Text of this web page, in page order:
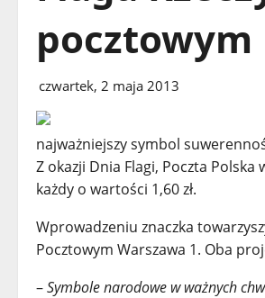
pocztowym
czwartek, 2 maja 2013
najważniejszy symbol
Z okazji Dnia Flagi, Poczta
każdy o wartości 1,60 zł.
Wprowadzeniu znaczka
Pocztowym Warszawa 1. Oba
–Symbole narodowe w ważnych